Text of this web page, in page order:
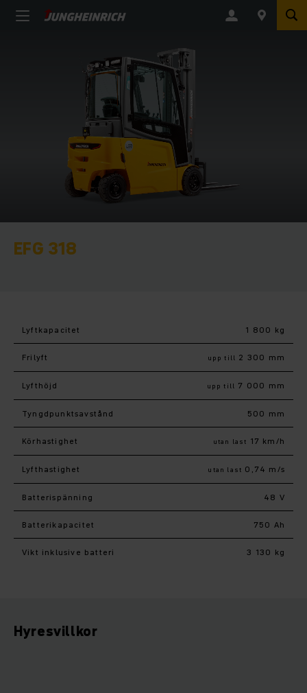
EFG 318
Lyftkapacitet 1 800 kg
Frilyft upp till 2 300 mm
Lyfthöjd upp till 7 000 mm
Tyngdpunktsavstånd 500 mm
Körhastighet utan last 17 km/h
Lyfthastighet utan last 0,74 m/s
Batterispänning 48 V
Batterikapacitet 750 Ah
Vikt inklusive batteri 3 130 kg
Hyresvillkor